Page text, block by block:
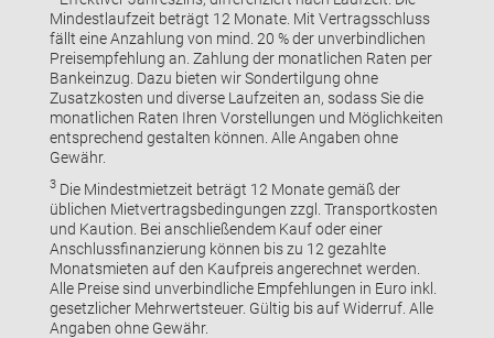
Mindestlaufzeit beträgt 12 Monate. Mit Vertragsschluss
fällt eine Anzahlung von mind. 20 % der unverbindlichen
Preisempfehlung an. Zahlung der monatlichen Raten per
Bankeinzug. Dazu bieten wir Sondertilgung ohne
Zusatzkosten und diverse Laufzeiten an, sodass Sie die
monatlichen Raten Ihren Vorstellungen und Möglichkeiten
entsprechend gestalten können. Alle Angaben ohne
Gewähr.
3Die Mindestmietzeit beträgt 12 Monate gemäß der
üblichen Mietvertragsbedingungen zzgl. Transportkosten
und Kaution. Bei anschließendem Kauf oder einer
Anschlussfinanzierung können bis zu 12 gezahlte
Monatsmieten auf den Kaufpreis angerechnet werden.
Alle Preise sind unverbindliche Empfehlungen in Euro inkl.
gesetzlicher Mehrwertsteuer. Gültig bis auf Widerruf. Alle
Angaben ohne Gewähr.